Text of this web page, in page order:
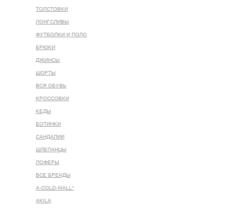
ТОЛСТОВКИ
ЛОНГСЛИВЫ
ФУТБОЛКИ И ПОЛО
БРЮКИ
ДЖИНСЫ
ШОРТЫ
ВСЯ ОБУВЬ
КРОССОВКИ
КЕДЫ
БОТИНКИ
САНДАЛИИ
ШЛЕПАНЦЫ
ЛОФЕРЫ
ВСЕ БРЕНДЫ
A-COLD-WALL*
AKILA